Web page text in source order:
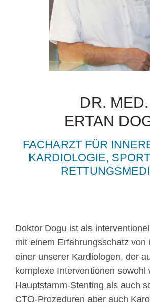
DR. MED.
ERTAN
FACHARZT FÜR
KARDIOLOGIE,
Doktor Dogu ist als
mit einem Erfahrungsschatz von
einer unserer Kardiologen, der
komplexe Interventionen sowohl
Hauptstamm-Stenting als auch
CTO-Prozeduren aber auch